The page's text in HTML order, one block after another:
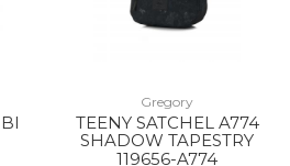
20% Off 20% Off
Gregory
TEENY SATCHEL A774
SHADOW TAPESTRY
119656-A774